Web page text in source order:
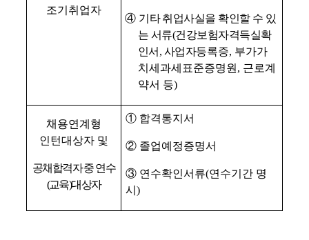
조기취업자
④ 기타 취업사실을 확인할 수 있
는 서류(건강보험자격득실확
인서 , 사업자등록증, 부가가
치세과세표준증명원 , 근로계
약서 등)
채용연계형
인턴대상자 및
공채합격자 중 연수
(교육)대상자
① 합격통지서
② 졸업예정증명서
③ 연수확인서류(연수기간 명
시 )